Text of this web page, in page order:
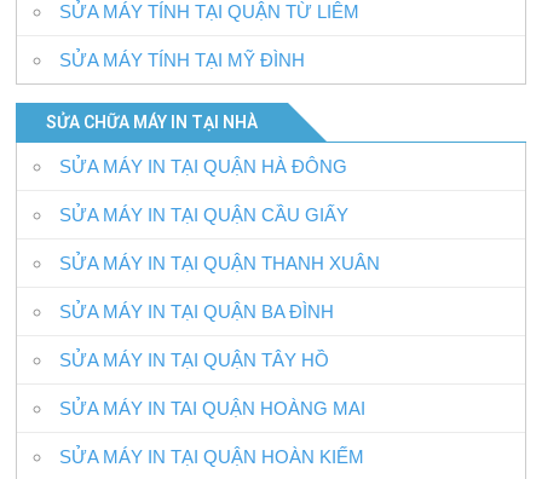
SỬA MÁY TÍNH TẠI QUẬN TỪ LIÊM
SỬA MÁY TÍNH TẠI MỸ ĐÌNH
SỬA CHỮA MÁY IN TẠI NHÀ
SỬA MÁY IN TẠI QUẬN HÀ ĐÔNG
SỬA MÁY IN TẠI QUẬN CẦU GIẤY
SỬA MÁY IN TẠI QUẬN THANH XUÂN
SỬA MÁY IN TẠI QUẬN BA ĐÌNH
SỬA MÁY IN TẠI QUẬN TÂY HỒ
SỬA MÁY IN TAI QUẬN HOÀNG MAI
SỬA MÁY IN TẠI QUẬN HOÀN KIẾM